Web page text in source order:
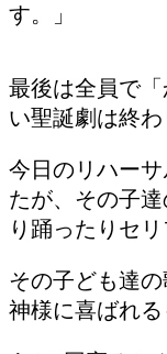
す。」
最後は全員で
い聖誕劇は終わ
今日のリハー
たが、その子
り踊ったりセ
その子ども達
神様に喜ばれる